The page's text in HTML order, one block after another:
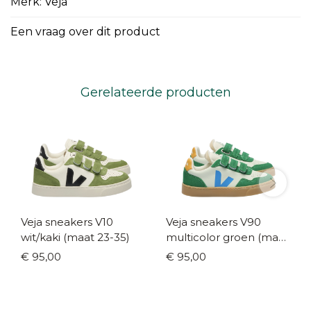
Een vraag over dit product
Gerelateerde producten
Veja sneakers V10
wit/kaki (maat 23-35)
€ 95,00
Veja sneakers V90
multicolor groen (maat
22-35)
€ 95,00